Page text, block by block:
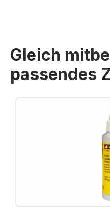
Gleich
passendes
Produktgalerie